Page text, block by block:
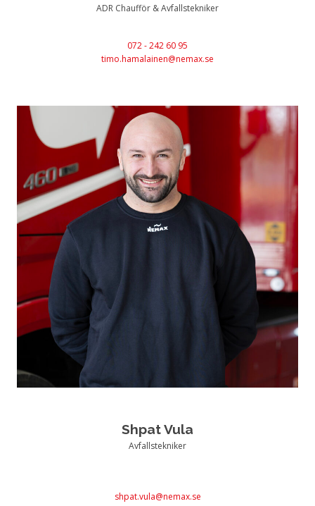
ADR Chaufför & Avfallstekniker
072 - 242 60 95
timo.hamalainen@nemax.se
Shpat Vula
Avfallstekniker
shpat.vula@nemax.se